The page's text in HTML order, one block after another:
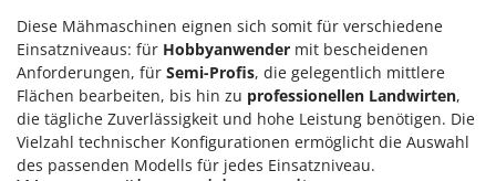
Diese Mähmaschinen eignen sich somit für verschiedene
Einsatzniveaus: für Hobbyanwender mit bescheidenen
Anforderungen, für Semi-Profis, die gelegentlich mittlere
Flächen bearbeiten, bis hin zu professionellen Landwirten,
die tägliche Zuverlässigkeit und hohe Leistung benötigen. Die
Vielzahl technischer Konfigurationen ermöglicht die Auswahl
des passenden Modells für jedes Einsatzniveau.